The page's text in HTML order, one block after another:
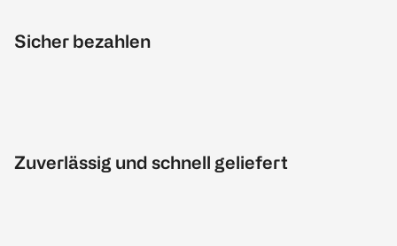
Sicher bezahlen
Zuverlässig und schnell geliefert